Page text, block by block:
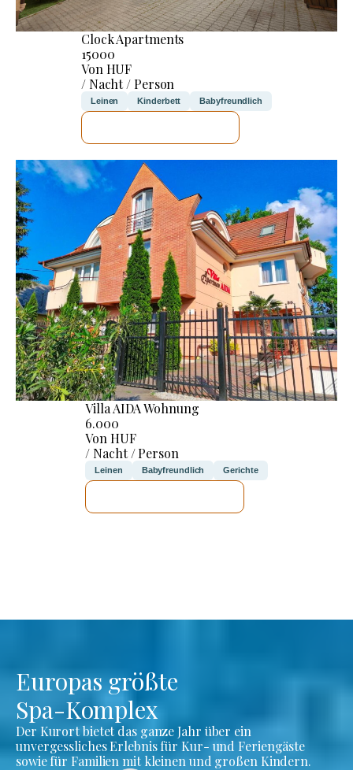
Clock Apartments
15000
Von HUF
/ Nacht / Person
Leinen Kinderbett Babyfreundlich
Villa AIDA Wohnung
6.000
Von HUF
/ Nacht / Person
Leinen Babyfreundlich Gerichte
Europas größte
Spa-Komplex
Der Kurort bietet das ganze Jahr über ein
unvergessliches Erlebnis für Kur- und Feriengäste
sowie für Familien mit kleinen und großen Kindern.